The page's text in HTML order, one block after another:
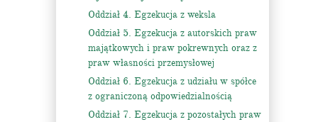
Oddział 4. Egzekucja z weksla
Oddział 5. Egzekucja z autorskich praw
majątkowych i praw pokrewnych oraz z
praw własności przemysłowej
Oddział 6. Egzekucja z udziału w spółce
z ograniczoną odpowiedzialnością
Oddział 7. Egzekucja z pozostałych praw